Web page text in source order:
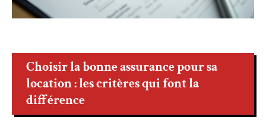
Choisir la bonne assurance pour sa
location : les critères qui font la
différence